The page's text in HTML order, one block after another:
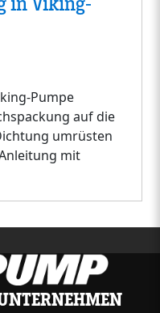
Pumpe
auf die
umrüsten
mit